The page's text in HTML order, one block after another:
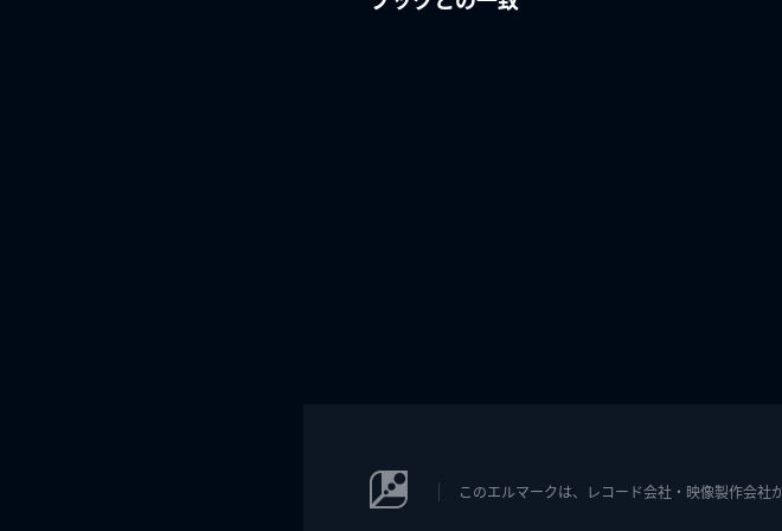
このエルマークは、レコード会社・映像製作会社